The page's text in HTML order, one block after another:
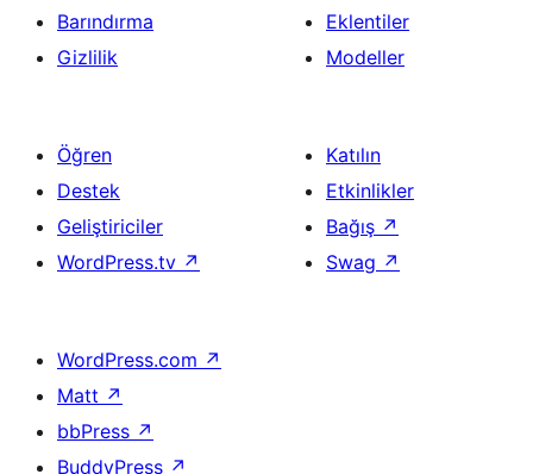
Barındırma
Gizlilik
Eklentiler
Modeller
Öğren
Destek
Geliştiriciler
WordPress.tv ↗
Katılın
Etkinlikler
Bağış ↗
Swag ↗
WordPress.com ↗
Matt ↗
bbPress ↗
BuddyPress ↗